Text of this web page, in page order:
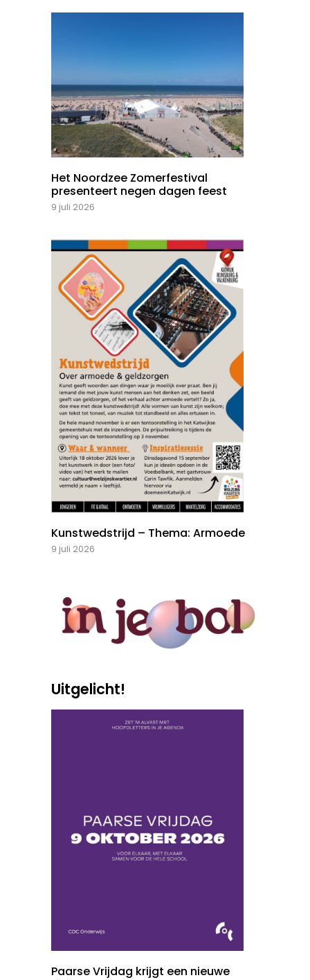
Het Noordzee Zomerfestival
presenteert negen dagen feest
9 juli 2026
Kunstwedstrijd – Thema: Armoede
9 juli 2026
Uitgelicht!
Paarse Vrijdag krijgt een nieuwe